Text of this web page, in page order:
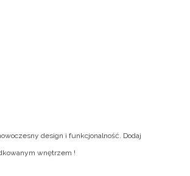
design i funkcjonalność. Dodaj
wnętrzem !